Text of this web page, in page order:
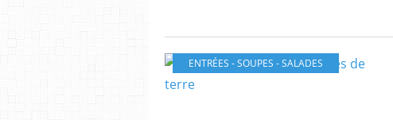
ENTRÉES - SOUPES - SALADES